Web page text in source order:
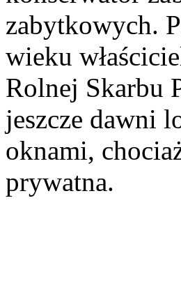
zabytkowych.
wieku
Rolnej Skarbu
jeszcze dawni
oknami,
prywatna.